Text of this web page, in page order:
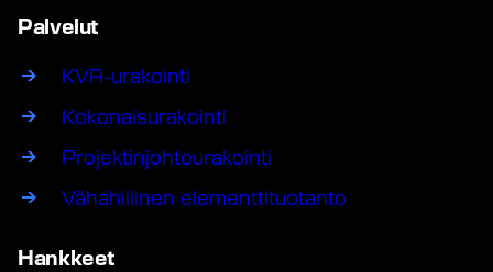
Palvelut
KVR-urakointi
Kokonaisurakointi
Projektinjohtourakointi
Vähähiilinen elementtituotanto
Hankkeet